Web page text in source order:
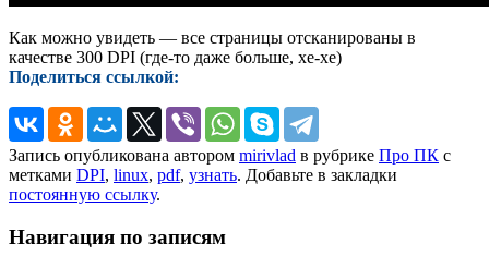
Как можно увидеть — все страницы отсканированы в
качестве 300 DPI (где-то даже больше, хе-хе)
Поделиться ссылкой:
Запись опубликована автором mirivlad в рубрике Про ПК с
метками DPI, linux, pdf, узнать. Добавьте в закладки
постоянную ссылку.
Навигация по записям